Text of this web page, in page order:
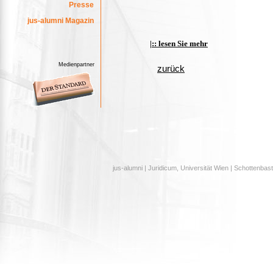
Presse
jus-alumni Magazin
Medienpartner
|:: lesen Sie mehr
zurück
jus-alumni | Juridicum, Universität Wien |